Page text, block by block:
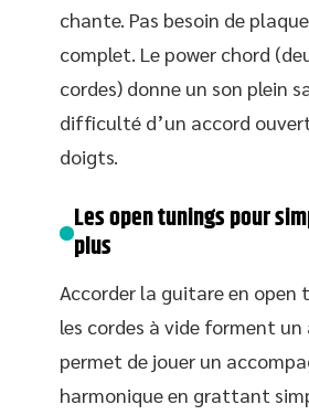
chante. Pas besoin de
complet. Le power chord
cordes) donne un son plein
difficulté d’un accord
doigts.
Les open tunings pour
plus
Accorder la guitare en open
les cordes à vide forment un
permet de jouer un
harmonique en grattant